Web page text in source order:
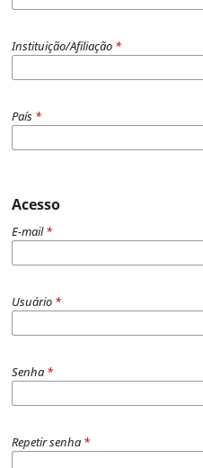
Instituição/Afiliação *
País *
Acesso
E-mail*
Usuário *
Senha *
Repetir senha *